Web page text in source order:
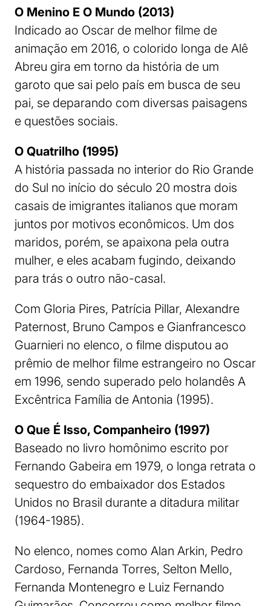
O Menino E O Mundo (2013)
Indicado ao Oscar de melhor filme de
animação em 2016, o colorido longa de Alê
Abreu gira em torno da história de um
garoto que sai pelo país em busca de seu
pai, se deparando com diversas paisagens
e questões sociais.
O Quatrilho (1995)
A história passada no interior do Rio Grande
do Sul no início do século 20 mostra dois
casais de imigrantes italianos que moram
juntos por motivos econômicos. Um dos
maridos, porém, se apaixona pela outra
mulher, e eles acabam fugindo, deixando
para trás o outro não-casal.
Com Gloria Pires, Patrícia Pillar, Alexandre
Paternost, Bruno Campos e Gianfrancesco
Guarnieri no elenco, o filme disputou ao
prêmio de melhor filme estrangeiro no Oscar
em 1996, sendo superado pelo holandês A
Excêntrica Família de Antonia (1995).
O Que É Isso, Companheiro (1997)
Baseado no livro homônimo escrito por
Fernando Gabeira em 1979, o longa retrata o
sequestro do embaixador dos Estados
Unidos no Brasil durante a ditadura militar
(1964-1985).
No elenco, nomes como Alan Arkin, Pedro
Cardoso, Fernanda Torres, Selton Mello,
Fernanda Montenegro e Luiz Fernando